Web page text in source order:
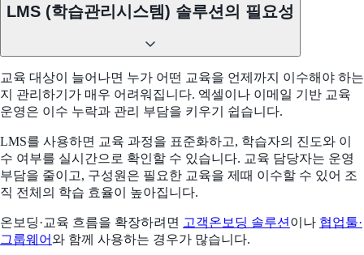
LMS (학습관리시스템) 솔루션의 필요성
교육 대상이 늘어나면 누가 어떤 교육을 언제까지 이수해야 하는
지 관리하기가 매우 어려워집니다. 엑셀이나 이메일 기반 교육
운영은 이수 누락과 관리 부담을 키우기 쉽습니다.
LMS를 사용하면 교육 과정을 표준화하고, 학습자의 진도와 이
수 여부를 실시간으로 확인할 수 있습니다. 교육 담당자는 운영
부담을 줄이고, 구성원은 필요한 교육을 제때 이수할 수 있어 조
직 전체의 학습 효율이 높아집니다.
온보딩·교육 흐름을 확장하려면 고객온보딩 솔루션 이나 협업툴·
그룹웨어 와 함께 사용하는 경우가 많습니다.